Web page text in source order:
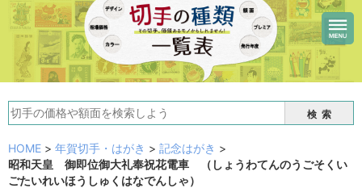
検索
HOME > 年賀切手・はがき > 記念はがき >
昭和天皇 御即位御大礼奉祝花電車 （しょうわてんのうごそくい
ごたいれいほうしゅくはなでんしゃ）